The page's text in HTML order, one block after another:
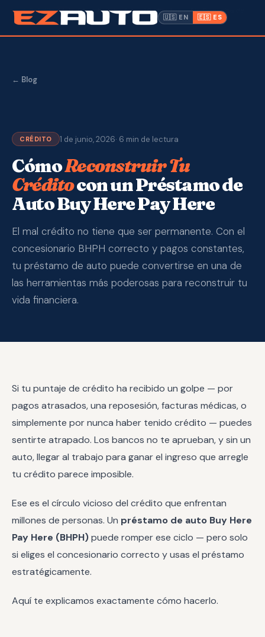
✓ Crédito Malo OK· Aprobado en 10 Minutos · Sin Consulta de
Crédito · 📍 1612 W. Memorial Blvd, Lakeland FL
🇺🇸 EN 🇪🇸 ES
CPI
Servicio y Reparación
Nosotros
Contacto
Aplicar — Aprobación en 10 Min →
← Blog
CRÉDITO 1 de junio, 2026· 6 min de lectura
CómoReconstruir Tu
Créditocon un Préstamo de
Auto Buy Here Pay Here
El mal crédito no tiene que ser permanente. Con el
concesionario BHPH correcto y pagos constantes,
tu préstamo de auto puede convertirse en una de
las herramientas más poderosas para reconstruir tu
vida financiera.
Si tu puntaje de crédito ha recibido un golpe — por
pagos atrasados, una reposesión, facturas médicas, o
simplemente por nunca haber tenido crédito — puedes
sentirte atrapado. Los bancos no te aprueban, y sin un
auto, llegar al trabajo para ganar el ingreso que arregle
tu crédito parece imposible.
Ese es el círculo vicioso del crédito que enfrentan
millones de personas. Un préstamo de auto Buy Here
Pay Here (BHPH)puede romper ese ciclo — pero solo
si eliges el concesionario correcto y usas el préstamo
estratégicamente.
Aquí te explicamos exactamente cómo hacerlo.